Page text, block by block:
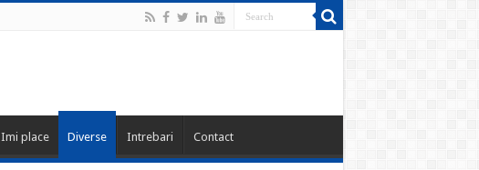
Imi place Diverse Intrebari Contact